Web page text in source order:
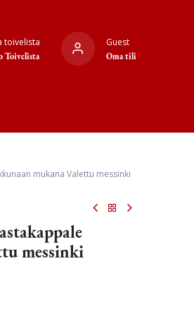
toivelista
Toivelista
Guest
Oma tili
mukana Valettu messinki
messinki